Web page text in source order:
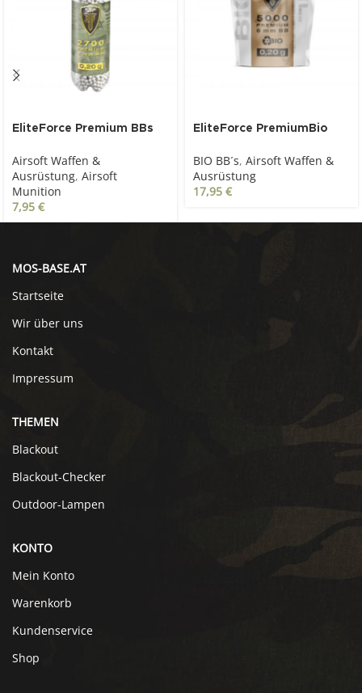
EliteForce Premium BBs
St., Flasche
Airsoft Waffen &
Ausrüstung, Airsoft
Munition
7,95 €
EliteForce PremiumBio
5.000 St., Zip-Beutel
BIO BB´s, Airsoft Waffen &
Ausrüstung
17,95 €
MOS-BASE.AT
Startseite
Wir über uns
Kontakt
Impressum
THEMEN
Blackout
Blackout-Checker
Outdoor-Lampen
KONTO
Mein Konto
Warenkorb
Kundenservice
Shop